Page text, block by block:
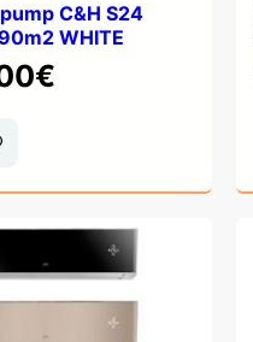
C&H S24
WHITE
€